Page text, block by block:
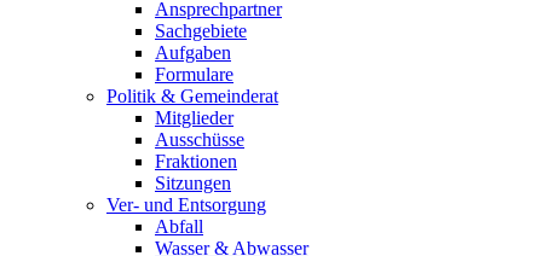
Ansprechpartner
Sachgebiete
Aufgaben
Formulare
Politik & Gemeinderat
Mitglieder
Ausschüsse
Fraktionen
Sitzungen
Ver- und Entsorgung
Abfall
Wasser & Abwasser